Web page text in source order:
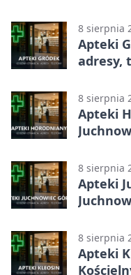
godziny
8 sierpnia
Apteki
adresy,
8 sierpnia
Apteki
godziny
8 sierpnia
Apteki
godziny
8 sierpnia
Apteki